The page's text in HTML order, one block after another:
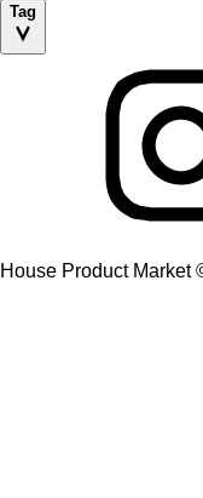
Tag
House Product Market